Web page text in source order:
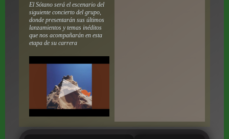
El Sótano será el escenario del
siguiente concierto del grupo,
donde presentarán sus últimos
lanzamientos y temas inéditos
que nos acompañarán en esta
etapa de su carrera